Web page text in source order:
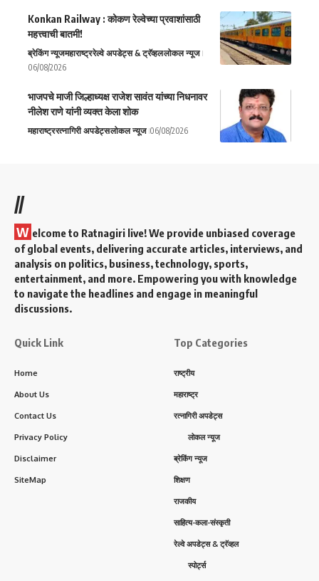
Konkan Railway : कोकण रेल्वेच्या प्रवाशांसाठी
महत्त्वाची बातमी!
ब्रेकिंग न्यूजमहाराष्ट्ररेल्वे अपडेट्स & ट्रॅव्हललोकल न्यूज
06/08/2026
भाजपचे माजी जिल्हाध्यक्ष राजेश सावंत यांच्या निधनावर
नीलेश राणे यांनी व्यक्त केला शोक
महाराष्ट्ररत्नागिरी अपडेट्सलोकल न्यूज 06/08/2026
//
W elcome to Ratnagiri live! We provide unbiased coverage
of global events, delivering accurate articles, interviews, and
analysis on politics, business, technology, sports,
entertainment, and more. Empowering you with knowledge
to navigate the headlines and engage in meaningful
discussions.
Quick Link
Home
About Us
Contact Us
Privacy Policy
Disclaimer
SiteMap
Top Categories
राष्ट्रीय
महाराष्ट्र
रत्नागिरी अपडेट्स
लोकल न्यूज
ब्रेकिंग न्यूज
शिक्षण
राजकीय
साहित्य-कला-संस्कृती
रेल्वे अपडेट्स & ट्रॅव्हल
स्पोर्ट्स